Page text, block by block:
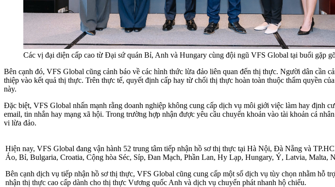
Các vị đại diện cấp cao từ Đại sứ quán Bỉ, Anh và Hungary cùng đội ngũ VFS Global tại buổi gặp
Bên cạnh đó, VFS Global cũng cảnh báo về các hình thức lừa đảo liên quan đến thị thực. Người dân cần
thiệp vào kết quả thị thực. Trên thực tế, quyết định cấp hay từ chối thị thực hoàn toàn thuộc thẩm quyền
này.
Đặc biệt, VFS Global nhấn mạnh rằng doanh nghiệp không cung cấp dịch vụ môi giới việc làm hay định
email, tin nhắn hay mạng xã hội. Trong trường hợp nhận được yêu cầu chuyển khoản vào tài khoản cá
vi lừa đảo.
Hiện nay, VFS Global đang vận hành 52 trung tâm tiếp nhận hồ sơ thị thực tại Hà Nội, Đà Nẵng và
Áo, Bỉ, Bulgaria, Croatia, Cộng hòa Séc, Síp, Đan Mạch, Phần Lan, Hy Lạp, Hungary, Ý, Latvia,
Bên cạnh dịch vụ tiếp nhận hồ sơ thị thực, VFS Global cũng cung cấp một số dịch vụ tùy chọn nhằm hỗ
nhận thị thực cao cấp dành cho thị thực Vương quốc Anh và dịch vụ chuyển phát nhanh hộ chiếu.